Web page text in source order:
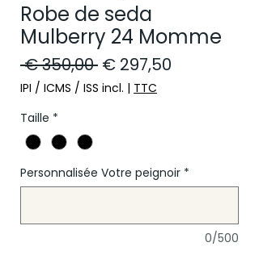
Robe de seda
Mulberry 24 Momme
€ 350,00 Preço normal
€ 297,50
IPI / ICMS / ISS incl. | TTC
Taille *
Personnalisée Votre peignoir *
0/500